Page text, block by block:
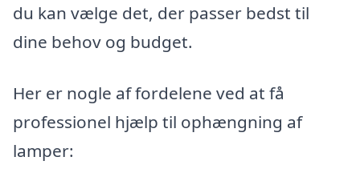
du kan vælge det, der passer bedst til
dine behov og budget.
Her er nogle af fordelene ved at få
professionel hjælp til ophængning af
lamper: